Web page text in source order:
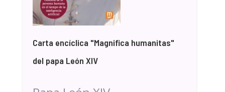
Carta encíclica "Magnifica humanitas"
del papa León XIV